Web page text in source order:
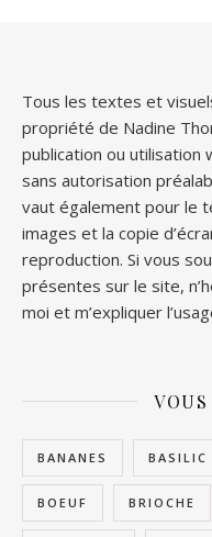
Tous les textes et
propriété de Nadine
publication ou
sans autorisation
vaut également pour le
images et la copie
reproduction. Si vous
présentes sur le site,
moi et m’expliquer
BANANES BASILIC
BOEUF BRIOCHE